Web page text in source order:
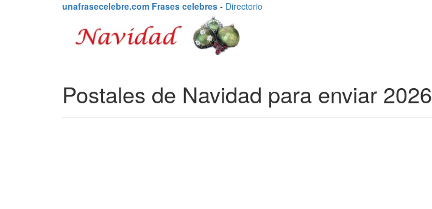
unafrasecelebre.com Frases celebres - Directorio
Postales de Navidad para enviar 2026